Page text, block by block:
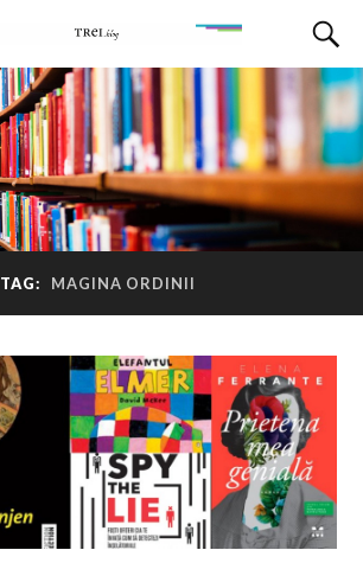
TAG: MAGINA ORDINII